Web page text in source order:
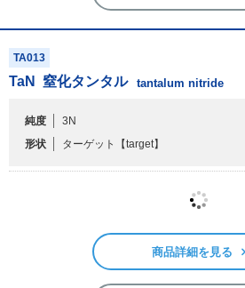
TA013
TaN 窒化タンタル tantalum nitride
純度
3N
形状
ターゲット 【target】
商品詳細を見る